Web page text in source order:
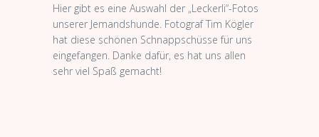
Hier gibt es eine Auswahl der „Leckerli“-Fotos
unserer Jemandshunde. Fotograf Tim Kögler
hat diese schönen Schnappschüsse für uns
eingefangen. Danke dafür, es hat uns allen
sehr viel Spaß gemacht!